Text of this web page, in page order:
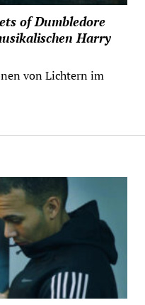
of Dumbledore
Harry
von Lichtern im